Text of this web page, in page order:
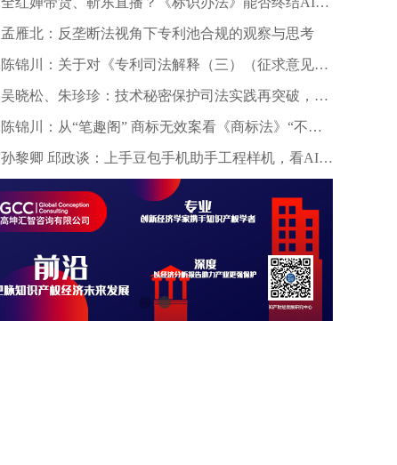
声乱象？
孟雁北：反垄断法视角下专利池合规的观察与思考
陈锦川：关于对《专利司法解释（三）（征求意见
稿）》几个诉讼程序问题的意见建议
吴晓松、朱珍珍：技术秘密保护司法实践再突破，高
质量审判护航科技创新——北京精雕公司诉田某、深
圳创世纪公司侵害技术秘密案浅析
陈锦川：从“笔趣阁” 商标无效案看《商标法》“不良
影响”条款的司法适用边界
孙黎卿 邱政谈：上手豆包手机助手工程样机，看AI手
机行业法律风险